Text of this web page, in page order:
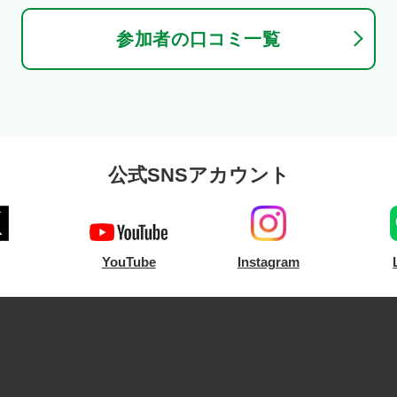
参加者の口コミ一覧
公式SNSアカウント
YouTube Instagram